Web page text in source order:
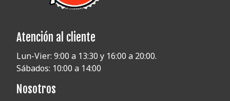
Atención al cliente
Lun-Vier: 9:00 a 13:30 y 16:00 a 20:00.
Sábados: 10:00 a 14:00
Nosotros